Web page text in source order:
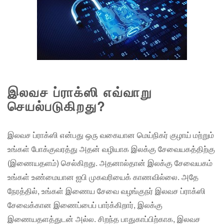
இலவச ப்ராக்ஸி எவ்வாறு
செயல்படுகிறது?
இலவச ப்ராக்ஸி என்பது ஒரு வகையான மெய்நிகர் குழாய் மற்றும்
உங்கள் போக்குவரத்து அதன் வழியாக இலக்கு சேவையகத்திற்கு
(இணையதளம்) செல்கிறது. அதனால்தான் இலக்கு சேவையகம்
உங்கள் உண்மையான ஐபி முகவரியைக் காணவில்லை. அதே
நேரத்தில், உங்கள் இணைய சேவை வழங்குநர் இலவச ப்ராக்ஸி
சேவைக்கான இணைப்பைப் பார்க்கிறார், இலக்கு
இணையதளத்துடன் அல்ல. சிறந்த பாதுகாப்பிற்காக, இலவச